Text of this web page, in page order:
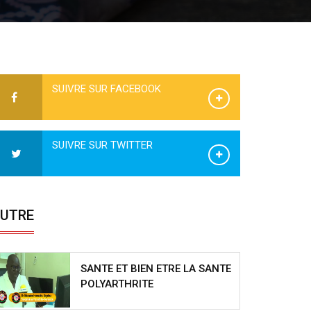
SUIVRE SUR FACEBOOK
SUIVRE SUR TWITTER
SANTE ET BIEN ETRE LA SANTE
POLYARTHRITE